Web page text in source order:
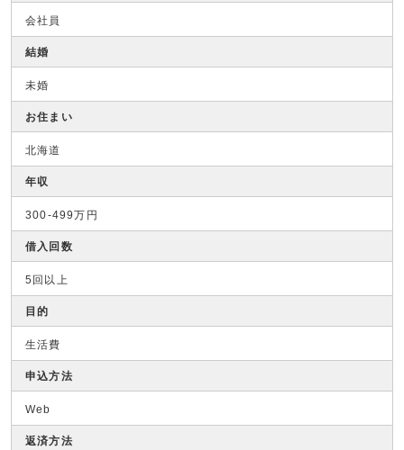
会社員
結婚
未婚
お住まい
北海道
年収
300-499万円
借入回数
5回以上
目的
生活費
申込方法
Web
返済方法